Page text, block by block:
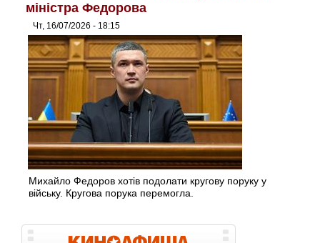
міністра Федорова
Чт, 16/07/2026 - 18:15
Михайло Федоров хотів подолати кругову поруку у
війську. Кругова порука перемогла.